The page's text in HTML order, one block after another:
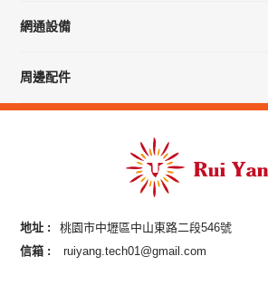
網通設備
周邊配件
地址 :
桃園市中壢區中山東路二段546號
信箱 :
ruiyang.tech01@gmail.com